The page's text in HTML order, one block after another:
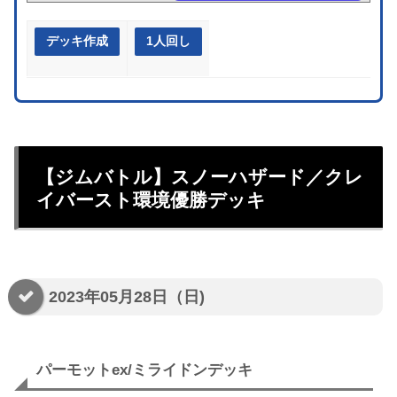
デッキ作成 1人回し
【ジムバトル】スノーハザード／クレ
イバースト環境優勝デッキ
2023年05月28日（日)
パーモットex/ミライドンデッキ